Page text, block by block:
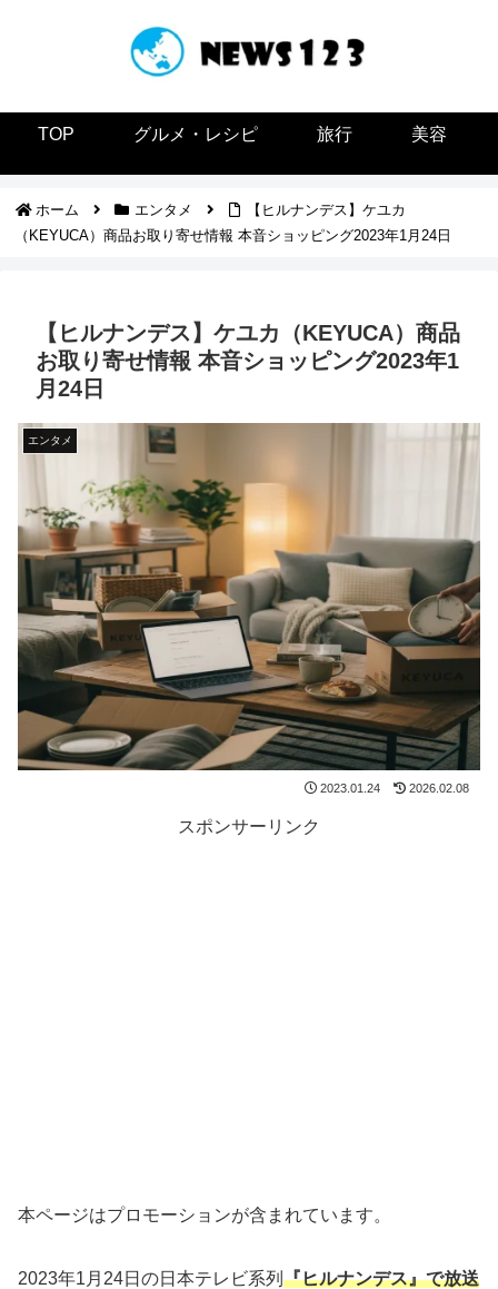
TOP グルメ・レシピ 旅行 美容
ホーム エンタメ
【ヒルナンデス】ケユカ
（KEYUCA）商品お取り寄せ情報 本音ショッピング2023年1月24日
【ヒルナンデス】ケユカ（KEYUCA）商品
お取り寄せ情報 本音ショッピング2023年1
月24日
エンタメ
2023.01.24 2026.02.08
スポンサーリンク
本ページはプロモーションが含まれています。
2023年1月24日の日本テレビ系列 『ヒルナンデス』で放送